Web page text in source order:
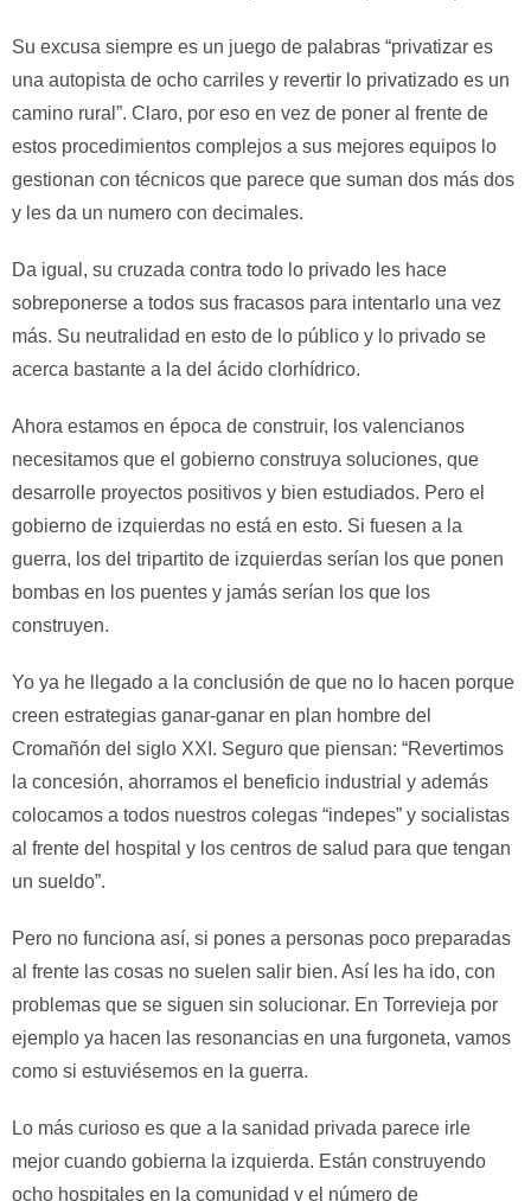
Su excusa siempre es un juego de palabras “privatizar es
una autopista de ocho carriles y revertir lo privatizado es un
camino rural”. Claro, por eso en vez de poner al frente de
estos procedimientos complejos a sus mejores equipos lo
gestionan con técnicos que parece que suman dos más dos
y les da un numero con decimales.
Da igual, su cruzada contra todo lo privado les hace
sobreponerse a todos sus fracasos para intentarlo una vez
más. Su neutralidad en esto de lo público y lo privado se
acerca bastante a la del ácido clorhídrico.
Ahora estamos en época de construir, los valencianos
necesitamos que el gobierno construya soluciones, que
desarrolle proyectos positivos y bien estudiados. Pero el
gobierno de izquierdas no está en esto. Si fuesen a la
guerra, los del tripartito de izquierdas serían los que ponen
bombas en los puentes y jamás serían los que los
construyen.
Yo ya he llegado a la conclusión de que no lo hacen porque
creen estrategias ganar-ganar en plan hombre del
Cromañón del siglo XXI. Seguro que piensan: “Revertimos
la concesión, ahorramos el beneficio industrial y además
colocamos a todos nuestros colegas “indepes” y socialistas
al frente del hospital y los centros de salud para que tengan
un sueldo”.
Pero no funciona así, si pones a personas poco preparadas
al frente las cosas no suelen salir bien. Así les ha ido, con
problemas que se siguen sin solucionar. En Torrevieja por
ejemplo ya hacen las resonancias en una furgoneta, vamos
como si estuviésemos en la guerra.
Lo más curioso es que a la sanidad privada parece irle
mejor cuando gobierna la izquierda. Están construyendo
ocho hospitales en la comunidad y el número de